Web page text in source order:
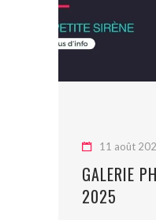
11 août
GALERIE
2025